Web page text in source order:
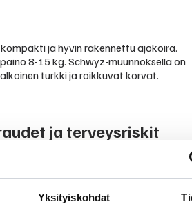
Yksityiskohdat
ja hyvin rakennettu ajokoira.
8-15 kg. Schwyz-muunnoksella on
turkki ja roikkuvat korvat.
ja terveysriskit
ja pitkäikäinen rotu.
ohjelmaa harvinaisuuden vuoksi.